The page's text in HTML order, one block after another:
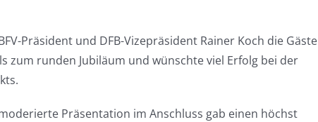
Präsident und DFB-Vizepräsident Rainer Koch die Gäste
zum runden Jubiläum und wünschte viel Erfolg bei der
Präsentation im Anschluss gab einen höchst